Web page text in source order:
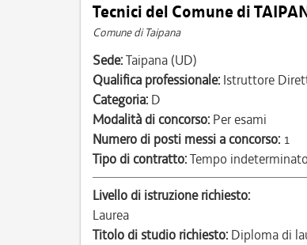
Tecnici del Comune di
Comune di Taipana
Sede:Taipana (UD)
Qualifica professionale: Istruttore
Categoria: D
Modalità di concorso: Per esami
Numero di posti messi a concorso: 1
Tipo di contratto:Tempo
Livello di istruzione richiesto:
Laurea
Titolo di studio richiesto: Diploma di